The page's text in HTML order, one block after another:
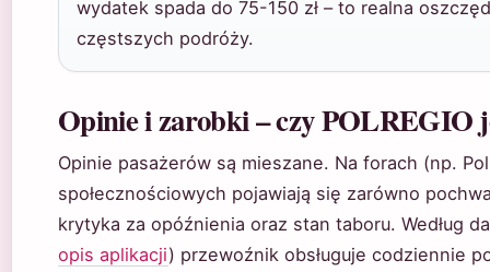
wydatek spada do 75-150 zł – to realna
częstszych podróży.
Opinie i zarobki – czy POLREGIO
Opinie pasażerów są mieszane. Na forach (np.
społecznościowych pojawiają się zarówno
krytyka za opóźnienia oraz stan taboru. Według
opis aplikacji) przewoźnik obsługuje codziennie